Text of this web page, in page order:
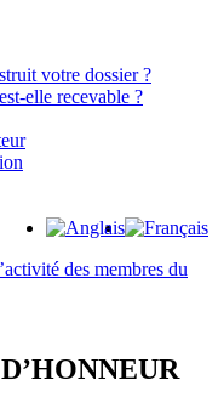
votre dossier ?
elle recevable ?
des membres du
publie son rapport